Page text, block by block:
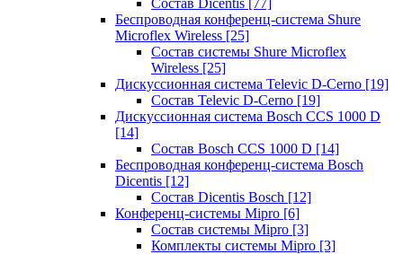
Состав Dicentis [77]
Беспроводная конференц-система Shure
Microflex Wireless [25]
Состав системы Shure Microflex
Wireless [25]
Дискуссионная система Televic D-Cerno [19]
Состав Televic D-Cerno [19]
Дискуссионная система Bosch CCS 1000 D
[14]
Состав Bosch CCS 1000 D [14]
Беспроводная конференц-система Bosch
Dicentis [12]
Состав Dicentis Bosch [12]
Конференц-системы Mipro [6]
Состав системы Mipro [3]
Комплекты системы Mipro [3]